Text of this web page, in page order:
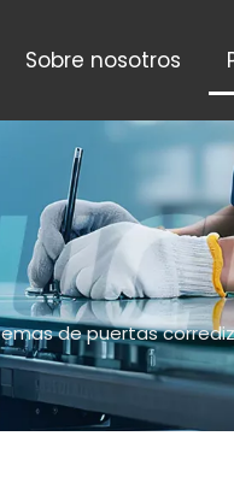
Sobre nosotros
de puertas